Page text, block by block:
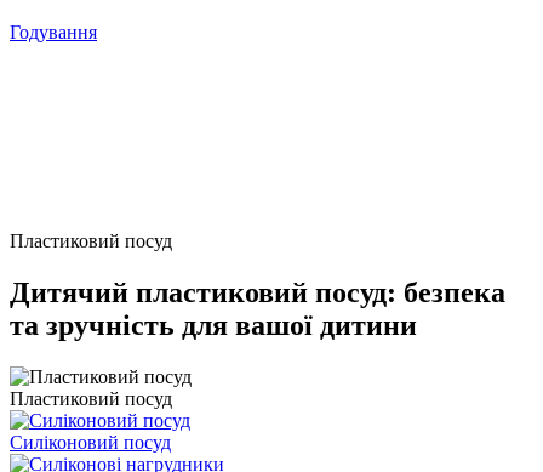
Годування
Пластиковий посуд
Дитячий пластиковий посуд: безпека
та зручність для вашої дитини
Пластиковий посуд
Силіконовий посуд